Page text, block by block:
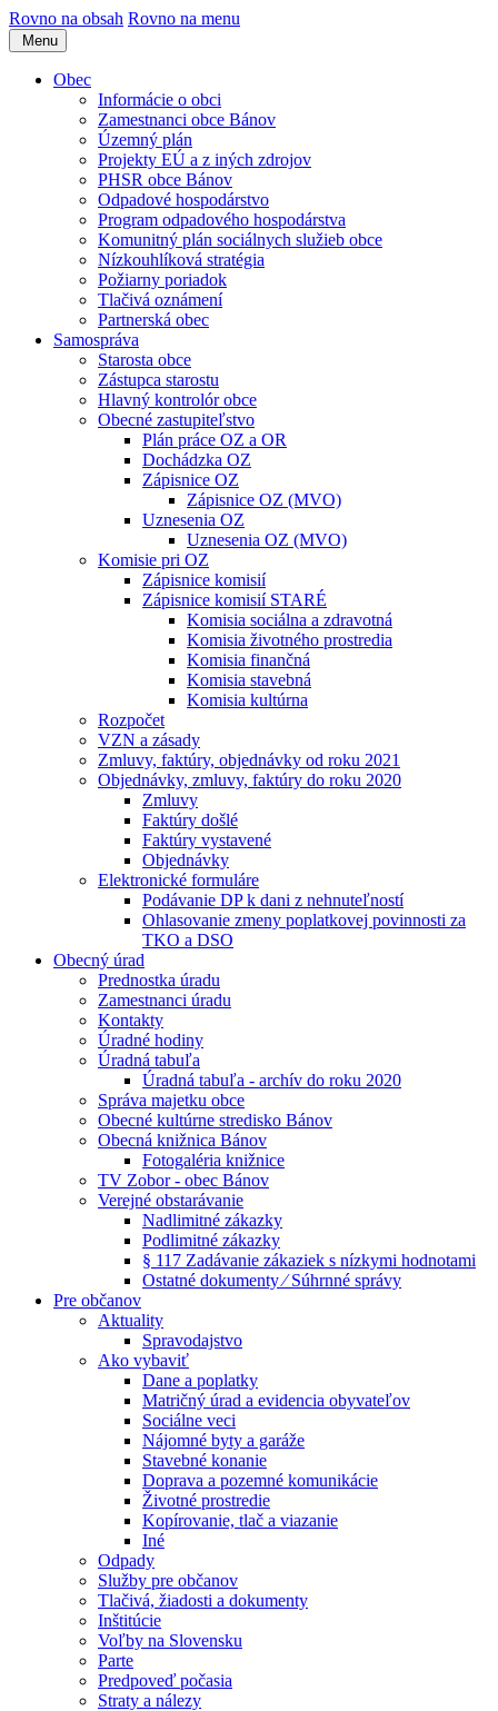
Rovno na obsah Rovno na menu
Menu
Obec
Informácie o obci
Zamestnanci obce Bánov
Územný plán
Projekty EÚ a z iných zdrojov
PHSR obce Bánov
Odpadové hospodárstvo
Program odpadového hospodárstva
Komunitný plán sociálnych služieb obce
Nízkouhlíková stratégia
Požiarny poriadok
Tlačivá oznámení
Partnerská obec
Samospráva
Starosta obce
Zástupca starostu
Hlavný kontrolór obce
Obecné zastupiteľstvo
Plán práce OZ a OR
Dochádzka OZ
Zápisnice OZ
Zápisnice OZ (MVO)
Uznesenia OZ
Uznesenia OZ (MVO)
Komisie pri OZ
Zápisnice komisií
Zápisnice komisií STARÉ
Komisia sociálna a zdravotná
Komisia životného prostredia
Komisia finančná
Komisia stavebná
Komisia kultúrna
Rozpočet
VZN a zásady
Zmluvy, faktúry, objednávky od roku 2021
Objednávky, zmluvy, faktúry do roku 2020
Zmluvy
Faktúry došlé
Faktúry vystavené
Objednávky
Elektronické formuláre
Podávanie DP k dani z nehnuteľností
Ohlasovanie zmeny poplatkovej povinnosti za
TKO a DSO
Obecný úrad
Prednostka úradu
Zamestnanci úradu
Kontakty
Úradné hodiny
Úradná tabuľa
Úradná tabuľa - archív do roku 2020
Správa majetku obce
Obecné kultúrne stredisko Bánov
Obecná knižnica Bánov
Fotogaléria knižnice
TV Zobor - obec Bánov
Verejné obstarávanie
Nadlimitné zákazky
Podlimitné zákazky
§ 117 Zadávanie zákaziek s nízkymi hodnotami
Ostatné dokumenty ⁄ Súhrnné správy
Pre občanov
Aktuality
Spravodajstvo
Ako vybaviť
Dane a poplatky
Matričný úrad a evidencia obyvateľov
Sociálne veci
Nájomné byty a garáže
Stavebné konanie
Doprava a pozemné komunikácie
Životné prostredie
Kopírovanie, tlač a viazanie
Iné
Odpady
Služby pre občanov
Tlačivá, žiadosti a dokumenty
Inštitúcie
Voľby na Slovensku
Parte
Predpoveď počasia
Straty a nálezy